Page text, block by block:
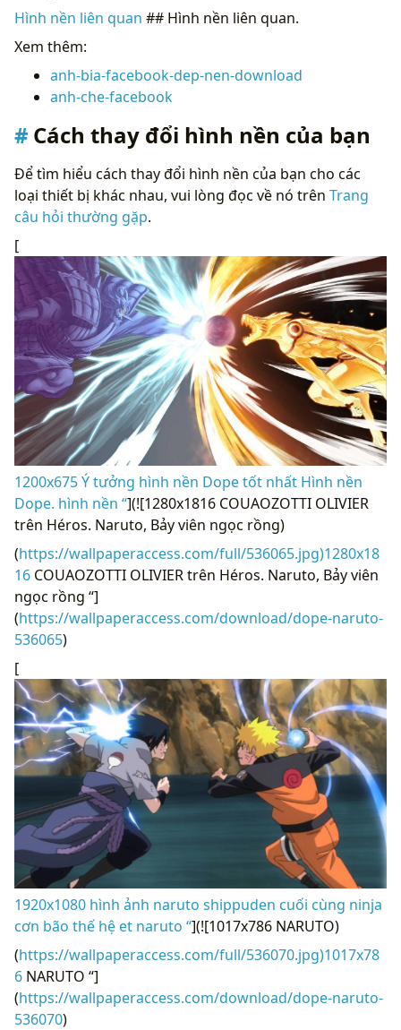
Hình nền liên quan ## Hình nền liên quan.
Xem thêm:
anh-bia-facebook-dep-nen-download
anh-che-facebook
Cách thay đổi hình nền của bạn
Để tìm hiểu cách thay đổi hình nền của bạn cho các
loại thiết bị khác nhau, vui lòng đọc về nó trên Trang
câu hỏi thường gặp.
[
1200x675 Ý tưởng hình nền Dope tốt nhất Hình nền
Dope. hình nền “](![1280x1816 COUAOZOTTI OLIVIER
trên Héros. Naruto, Bảy viên ngọc rồng)
(https://wallpaperaccess.com/full/536065.jpg)1280x18
16 COUAOZOTTI OLIVIER trên Héros. Naruto, Bảy viên
ngọc rồng “]
(https://wallpaperaccess.com/download/dope-naruto-
536065)
[
1920x1080 hình ảnh naruto shippuden cuối cùng ninja
cơn bão thế hệ et naruto “](![1017x786 NARUTO)
(https://wallpaperaccess.com/full/536070.jpg)1017x78
6 NARUTO “]
(https://wallpaperaccess.com/download/dope-naruto-
536070)